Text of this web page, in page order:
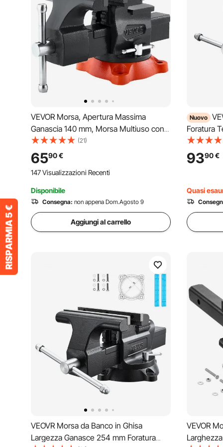
VEVOR Morsa, Apertura Massima
Ganascia 140 mm, Morsa Multiuso con
Base Bloccaggio Girevole 360°, Morsa
da Banco in Ferro Nodulare per Carichi
Pesanti, Ganasce a 2 Vie per Serraggio
di Tubi Tondi
(21)
6590€
147 Visualizzazioni Recenti
Disponibile
Consegna: non appena Dom.Agosto 9
Aggiungi al carrello
Nuovo
Foratura
140 mm,
in Ghisa
mm,
9390€
Quasi
VEOVR Morsa da Banco in Ghisa
Largezza Ganasce 254 mm Foratura
VEVOR